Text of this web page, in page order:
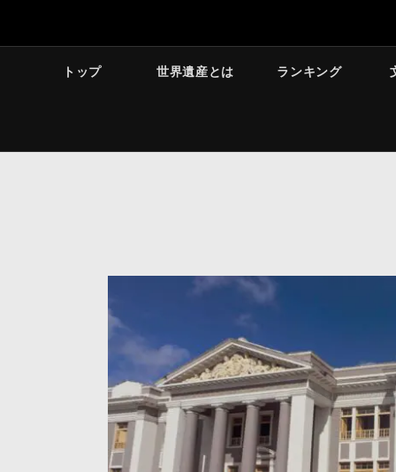
トップ 世界遺産とは ランキング